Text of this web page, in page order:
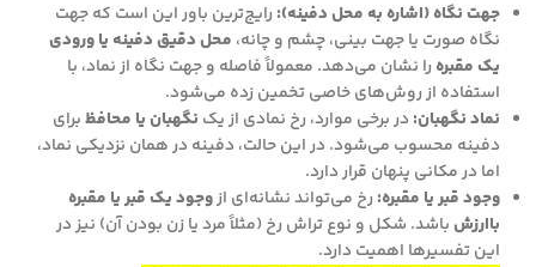
جهت نگاه (اشاره به محل دفینه): رایج‌ترین باور این است که جهت
نگاه صورت یا جهت بینی، چشم و چانه، محل دقیق دفینه یا ورودی
یک مقبره را نشان می‌دهد. معمولاً فاصله و جهت نگاه از نماد، با
استفاده از روش‌های خاصی تخمین زده می‌شود.
نماد نگهبان: در برخی موارد، رخ نمادی از یک نگهبان یا محافظبرای
دفینه محسوب می‌شود. در این حالت، دفینه در همان نزدیکی نماد،
اما در مکانی پنهان قرار دارد.
وجود قبر یا مقبره: رخ می‌تواند نشانه‌ای ازوجود یک قبر یا مقبره
باارزشباشد. شکل و نوع تراش رخ (مثلاً مرد یا زن بودن آن) نیز در
این تفسیرها اهمیت دارد.